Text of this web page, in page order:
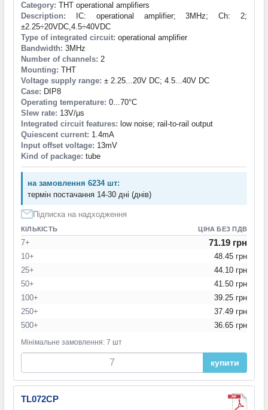
Category: THT operational amplifiers
Description: IC: operational amplifier; 3MHz; Ch: 2;
±2.25÷20VDC,4.5÷40VDC
Type of integrated circuit: operational amplifier
Bandwidth: 3MHz
Number of channels: 2
Mounting: THT
Voltage supply range: ± 2.25...20V DC; 4.5...40V DC
Case: DIP8
Operating temperature: 0...70°C
Slew rate: 13V/μs
Integrated circuit features: low noise; rail-to-rail output
Quiescent current: 1.4mA
Input offset voltage: 13mV
Kind of package: tube
на замовлення 6234 шт:
термін постачання 14-30 дні (днів)
Підписка на надходження
КІЛЬКІСТЬ ЦІНА БЕЗ ПДВ
7+ 71.19 грн
10+
48.45 грн
25+
44.10 грн
50+
41.50 грн
100+
39.25 грн
250+
37.49 грн
500+
36.65 грн
Мінімальне замовлення: 7 шт
купити
TL072CP